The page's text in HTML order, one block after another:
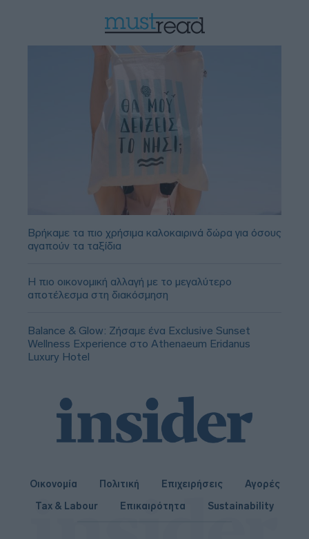
Βρήκαμε τα πιο χρήσιμα καλοκαιρινά δώρα για όσους
αγαπούν τα ταξίδια
Η πιο οικονομική αλλαγή με το μεγαλύτερο
αποτέλεσμα στη διακόσμηση
Balance & Glow: Ζήσαμε ένα Exclusive Sunset
Wellness Experience στο Athenaeum Eridanus
Luxury Hotel
Οικονομία Πολιτική Επιχειρήσεις
Αγορές
Tax & Labour
Επικαιρότητα Sustainability